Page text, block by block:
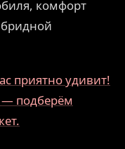
комфорт
приятно удивит!
подберём